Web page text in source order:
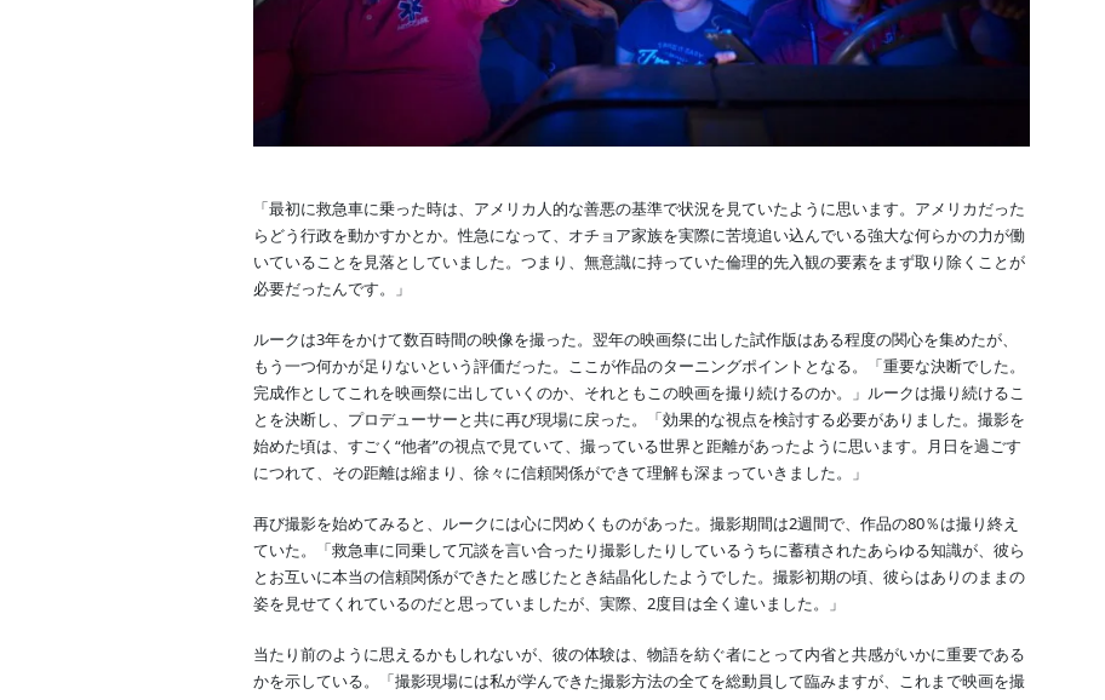
「最初に救急車に乗った時は、アメリカ人的な善悪の基準で状況を見ていたように思います。アメリカだった
らどう行政を動かすかとか。性急になって、オチョア家族を実際に苦境追い込んでいる強大な何らかの力が働
いていることを見落としていました。つまり、無意識に持っていた倫理的先入観の要素をまず取り除くことが
必要だったんです。」
ルークは3年をかけて数百時間の映像を撮った。翌年の映画祭に出した試作版はある程度の関心を集めたが、
もう一つ何かが足りないという評価だった。ここが作品のターニングポイントとなる。「重要な決断でした。
完成作としてこれを映画祭に出していくのか、それともこの映画を撮り続けるのか。」ルークは撮り続けるこ
とを決断し、プロデューサーと共に再び現場に戻った。「効果的な視点を検討する必要がありました。撮影を
始めた頃は、すごく“他者”の視点で見ていて、撮っている世界と距離があったように思います。月日を過ごす
につれて、その距離は縮まり、徐々に信頼関係ができて理解も深まっていきました。」
再び撮影を始めてみると、ルークには心に閃めくものがあった。撮影期間は2週間で、作品の80％は撮り終え
ていた。「救急車に同乗して冗談を言い合ったり撮影したりしているうちに蓄積されたあらゆる知識が、彼ら
とお互いに本当の信頼関係ができたと感じたとき結晶化したようでした。撮影初期の頃、彼らはありのままの
姿を見せてくれているのだと思っていましたが、実際、2度目は全く違いました。」
当たり前のように思えるかもしれないが、彼の体験は、物語を紡ぐ者にとって内省と共感がいかに重要である
かを示している。「撮影現場には私が学んできた撮影方法の全てを総動員して臨みますが、これまで映画を撮